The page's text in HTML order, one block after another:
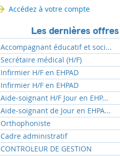
Accédez à votre compte
Les dernières offres
Accompagnant éducatif et soci...
Secrétaire médical (H/F)
Infirmier H/F en EHPAD
Infirmier H/F en EHPAD
Aide-soignant H/F Jour en EHP...
Aide-soignant de Jour en EHPA...
Orthophoniste
Cadre administratif
CONTROLEUR DE GESTION